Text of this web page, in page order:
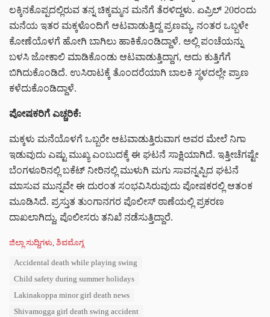
ಲಕ್ಕಿನಕೊಪ್ಪದಲ್ಲಿರುವ ತನ್ನ ಚಿಕ್ಕಮ್ಮನ ಮನೆಗೆ ತೆರಳಿದ್ದಳು. ಏಪ್ರಿಲ್ 20ರಂದು
ಮನೆಯ ಇತರ ಮಕ್ಕಳೊಂದಿಗೆ ಆಟವಾಡುತ್ತಿದ್ದ ಪ್ರಣಮ್ಯ, ನಂತರ ಒಬ್ಬಳೇ
ಕೋಣೆಯೊಳಗೆ ಹೋಗಿ ಬಾಗಿಲು ಹಾಕಿಕೊಂಡಿದ್ದಾಳೆ. ಅಲ್ಲಿ ಪಂಚೆಯನ್ನು
ಬಳಸಿ ಜೋಕಾಲಿ ಮಾಡಿಕೊಂಡು ಆಟವಾಡುತ್ತಿದ್ದಾಗ, ಅದು ಕುತ್ತಿಗೆಗೆ
ಬಿಗಿದುಕೊಂಡಿದೆ. ಉಸಿರಾಟಕ್ಕೆ ತೊಂದರೆಯಾಗಿ ಬಾಲಕಿ ಸ್ಥಳದಲ್ಲೇ ಪ್ರಾಣ
ಕಳೆದುಕೊಂಡಿದ್ದಾಳೆ.
ಪೋಷಕರಿಗೆ ಎಚ್ಚರಿಕೆ:
ಮಕ್ಕಳು ಮನೆಯೊಳಗೆ ಒಬ್ಬರೇ ಆಟವಾಡುತ್ತಿರುವಾಗ ಅವರ ಮೇಲೆ ನಿಗಾ
ಇಡುವುದು ಎಷ್ಟು ಮುಖ್ಯ ಎಂಬುದಕ್ಕೆ ಈ ಘಟನೆ ಸಾಕ್ಷಿಯಾಗಿದೆ. ಇತ್ತೀಚೆಗಷ್ಟೇ
ಬೆಂಗಳೂರಿನಲ್ಲಿ ಬಕೆಟ್ ನೀರಿನಲ್ಲಿ ಮುಳುಗಿ ಮಗು ಸಾವನ್ನಪ್ಪಿದ ಘಟನೆ
ಮಾಸುವ ಮುನ್ನವೇ ಈ ದುರಂತ ಸಂಭವಿಸಿರುವುದು ಪೋಷಕರಲ್ಲಿ ಆತಂಕ
ಮೂಡಿಸಿದೆ. ಪ್ರಸ್ತುತ ತುಂಗಾನಗರ ಪೊಲೀಸ್ ಠಾಣೆಯಲ್ಲಿ ಪ್ರಕರಣ
ದಾಖಲಾಗಿದ್ದು, ಪೊಲೀಸರು ತನಿಖೆ ನಡೆಸುತ್ತಿದ್ದಾರೆ.
C
ಜಿಲ್ಲಾ ಸುದ್ದಿಗಳು ಶಿವಮೊಗ್ಗ
Accidental death while playing swing
Child safety during summer holidays
Lakinakoppa minor girl death news
Shivamogga girl death swing accident